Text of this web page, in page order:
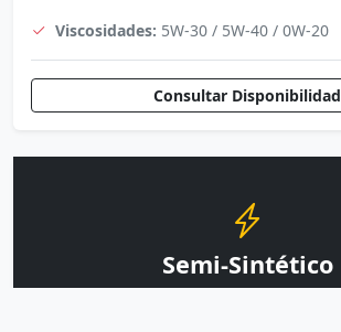
Viscosidades: 5W-30 / 5W-40 / 0W-20
Consultar Disponibilidad
Semi-Sintético